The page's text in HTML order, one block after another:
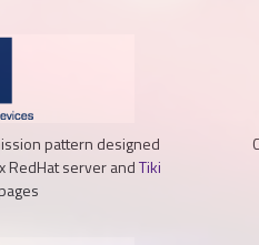
pattern designed
RedHat server andTiki